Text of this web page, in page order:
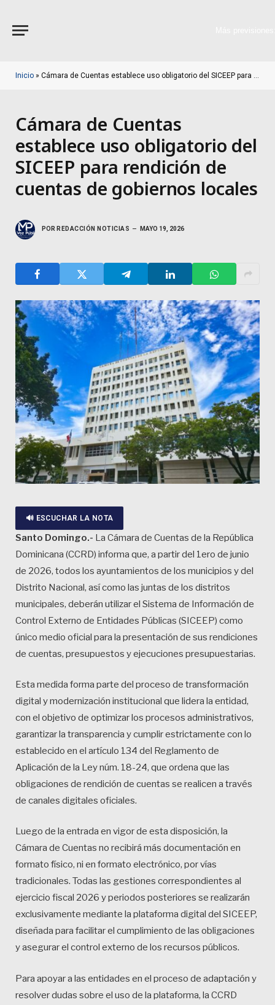
Inicio » Cámara de Cuentas establece uso obligatorio del SICEEP para rendición de cuentas de gobiernos locales
Cámara de Cuentas
establece uso obligatorio del
SICEEP para rendición de
cuentas de gobiernos locales
POR REDACCIÓN NOTICIAS MAYO 19, 2026
🔊 ESCUCHAR LA NOTA
Santo Domingo.- La Cámara de Cuentas de la República
Dominicana (CCRD) informa que, a partir del 1ero de junio
de 2026, todos los ayuntamientos de los municipios y del
Distrito Nacional, así como las juntas de los distritos
municipales, deberán utilizar el Sistema de Información de
Control Externo de Entidades Públicas (SICEEP) como
único medio oficial para la presentación de sus rendiciones
de cuentas, presupuestos y ejecuciones presupuestarias.
Esta medida forma parte del proceso de transformación
digital y modernización institucional que lidera la entidad,
con el objetivo de optimizar los procesos administrativos,
garantizar la transparencia y cumplir estrictamente con lo
establecido en el artículo 134 del Reglamento de
Aplicación de la Ley núm. 18-24, que ordena que las
obligaciones de rendición de cuentas se realicen a través
de canales digitales oficiales.
Luego de la entrada en vigor de esta disposición, la
Cámara de Cuentas no recibirá más documentación en
formato físico, ni en formato electrónico, por vías
tradicionales. Todas las gestiones correspondientes al
ejercicio fiscal 2026 y periodos posteriores se realizarán
exclusivamente mediante la plataforma digital del SICEEP,
diseñada para facilitar el cumplimiento de las obligaciones
y asegurar el control externo de los recursos públicos.
Para apoyar a las entidades en el proceso de adaptación y
resolver dudas sobre el uso de la plataforma, la CCRD